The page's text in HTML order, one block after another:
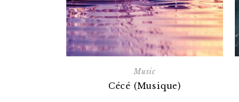
Music
Cécé (Musique)